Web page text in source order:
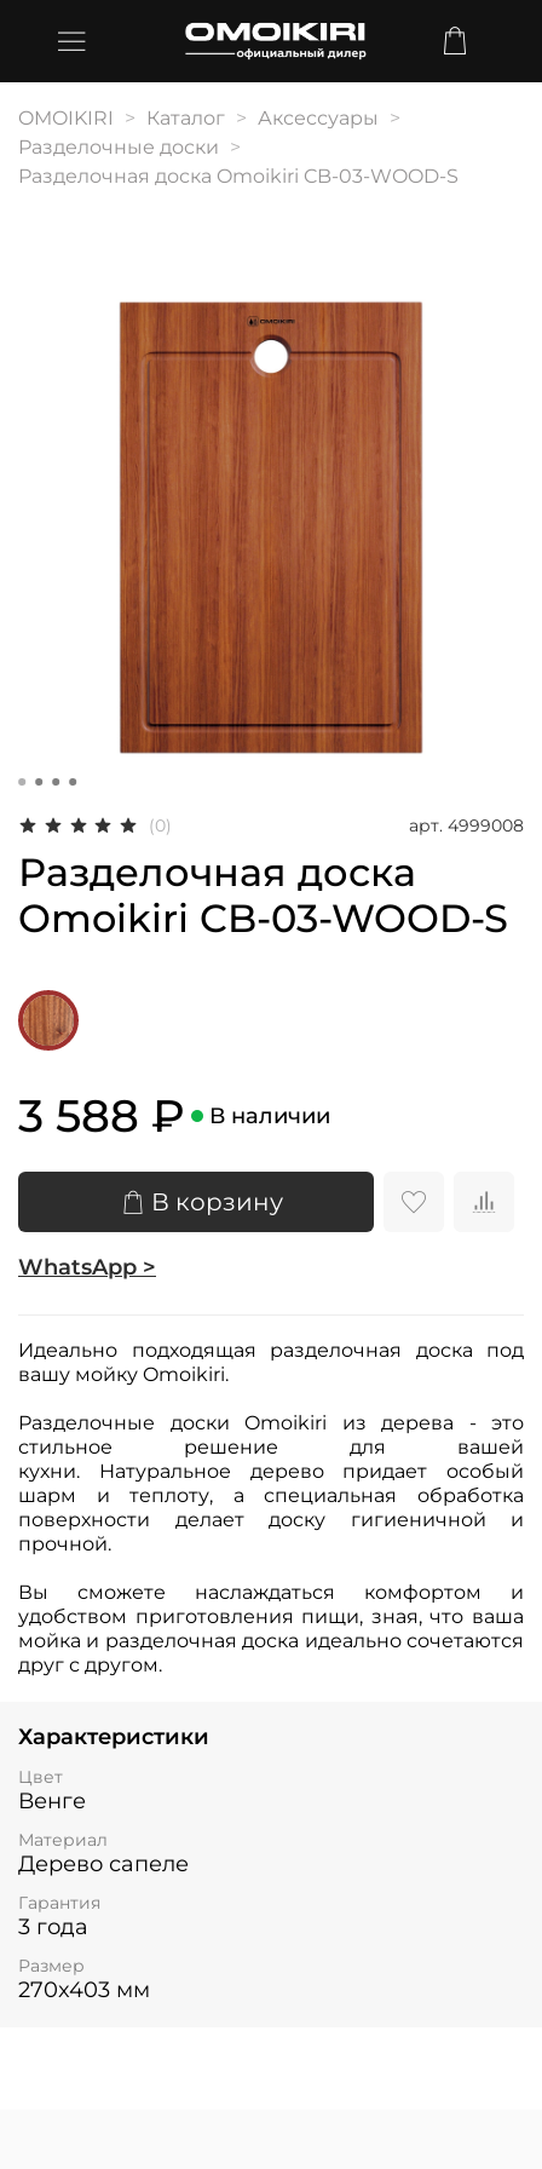
OMOIKIRI Каталог
Аксессуары
Разделочные доски
Разделочная доска Omoikiri CB-03-WOOD-S
(0) арт. 4999008
Разделочная доска
Omoikiri CB-03-WOOD-S
3 588 ₽ В наличии
В корзину
WhatsApp >
Идеально подходящая разделочная доска под
вашу мойку Omoikiri.
Разделочные доски Omoikiri из дерева - это
стильное решение для вашей
кухни. Натуральное дерево придает особый
шарм и теплоту, а специальная обработка
поверхности делает доску гигиеничной и
прочной.
Вы сможете наслаждаться комфортом и
удобством приготовления пищи, зная, что ваша
мойка и разделочная доска идеально сочетаются
друг с другом.
Характеристики
Цвет
Венге
Материал
Дерево сапеле
Гарантия
3 года
Размер
270x403 мм